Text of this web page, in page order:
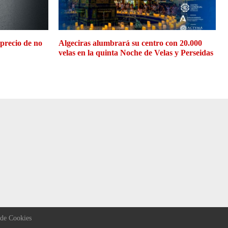
de no
Algeciras alumbrará su centro con 20.000
velas en la quinta Noche de Velas y Perseidas
Cookies